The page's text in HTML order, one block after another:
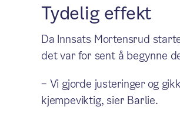
Tydelig effekt
Da Innsats Mortensrud
det var for sent å begynne
– Vi gjorde justeringer og
kjempeviktig, sier Barlie.